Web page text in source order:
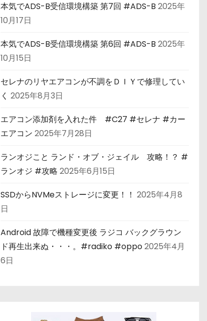
本気でADS-B受信環境構築 第7回 #ADS-B 2025年
10月17日
本気でADS-B受信環境構築 第6回 #ADS-B 2025年
10月15日
セレナのリヤエアコンが不調をＤＩＹで修理してい
く 2025年8月3日
エアコン添加剤を入れた件 #C27 #セレナ #カー
エアコン 2025年7月28日
ランオジこと ランド・オブ・ジェイル 攻略！？ #
ランオジ #攻略 2025年6月15日
SSDからNVMeストレージに変更！！ 2025年4月8
日
Android 故障で機種変更後 ラジコ バックグラウン
ド再生出来ぬ・・・。#radiko #oppo2025年4月
6日